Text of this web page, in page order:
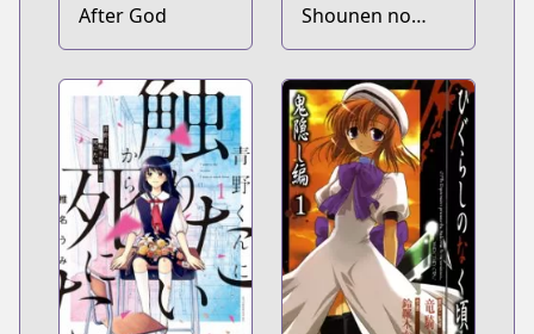
After God
Shounen no
Abyss